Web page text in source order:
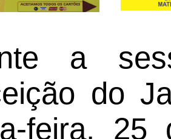
a
do
feira,